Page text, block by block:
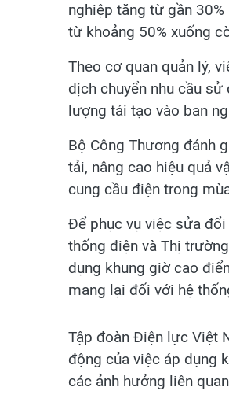
nghiệp tăng từ gần
từ khoảng 50% xuống
Theo cơ quan quản lý,
dịch chuyển nhu cầu
lượng tái tạo vào ban
Bộ Công Thương đánh
tải, nâng cao hiệu quả
cung cầu điện trong
Để phục vụ việc sửa
thống điện và Thị
dụng khung giờ cao
mang lại đối với hệ
Tập đoàn Điện lực Việt
động của việc áp dụng
các ảnh hưởng liên